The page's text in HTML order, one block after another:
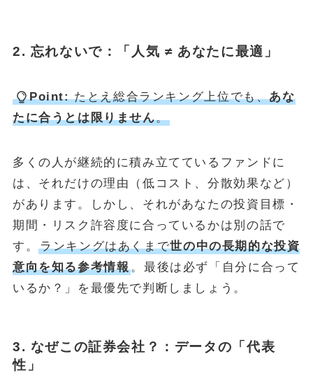
2. 忘れないで：「人気 ≠ あなたに最適」
Point:たとえ総合ランキング上位でも、あな
たに合うとは限りません。
多くの人が継続的に積み立てているファンドに
は、それだけの理由（低コスト、分散効果など）
があります。しかし、それがあなたの投資目標・
期間・リスク許容度に合っているかは別の話で
す。ランキングはあくまで世の中の長期的な投資
意向を知る参考情報。最後は必ず「自分に合って
いるか？」を最優先で判断しましょう。
3. なぜこの証券会社？：データの「代表
性」